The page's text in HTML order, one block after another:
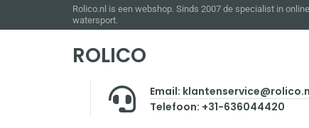
Rolico.nl is een webshop. Sinds 2007 de specialist in
watersport.
ROLICO
Email:
Telefoon: +31-636044420